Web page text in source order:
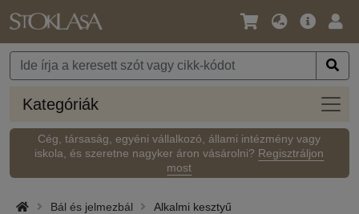
Nyelv
Pénznem
Fő
Kategóriák
Cég, társaság, egyéni vállalkozó, állami intézmény vagy
iskola, és szeretne nagyker áron vásárolni? Regisztráljon
most
Bál és jelmezbál Alkalmi kesztyű